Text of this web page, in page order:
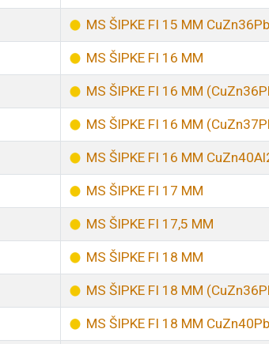
MS ŠIPKE FI 15 MM
MS ŠIPKE FI 16 MM
MS ŠIPKE FI 16 MM
MS ŠIPKE FI 16 MM
MS ŠIPKE FI 16 MM
MS ŠIPKE FI 17 MM
MS ŠIPKE FI 17,5 MM
MS ŠIPKE FI 18 MM
MS ŠIPKE FI 18 MM
MS ŠIPKE FI 18 MM